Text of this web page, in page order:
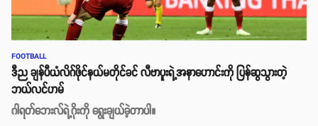
FOOTBALL
ဒီည ချန်ပီယံလိဂ်ဖိုင်နယ်မတိုင်ခင် လီဗာပူးရဲ့အနာဟောင်းကို ပြန်ဆွသွားတဲ့
ဘယ်လင်ဟမ်
ဂါရတ်ဘေးလ်ရဲ့ဂိုးကို ရွေးချယ်ခဲ့တာပါ။